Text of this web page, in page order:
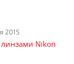
2015
Nikon